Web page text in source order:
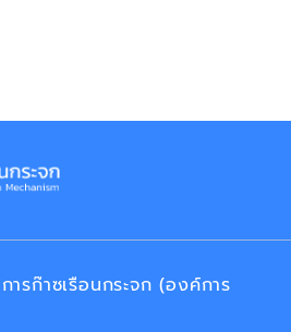
รก๊าซเรือนกระจก (องค์การ